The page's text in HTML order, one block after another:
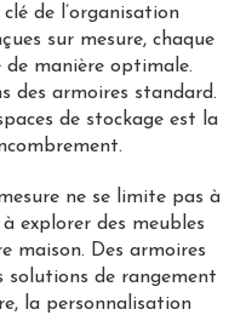
de l’organisation
sur mesure, chaque
de manière optimale.
des armoires standard.
de stockage est la
ne se limite pas à
explorer des meubles
maison. Des armoires
solutions de rangement
la personnalisation